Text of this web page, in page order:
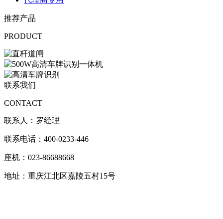
推荐产品
PRODUCT
联系我们
CONTACT
联系人：罗经理
联系电话：400-0233-446
座机：023-86688668
地址：重庆江北区嘉陵五村15号